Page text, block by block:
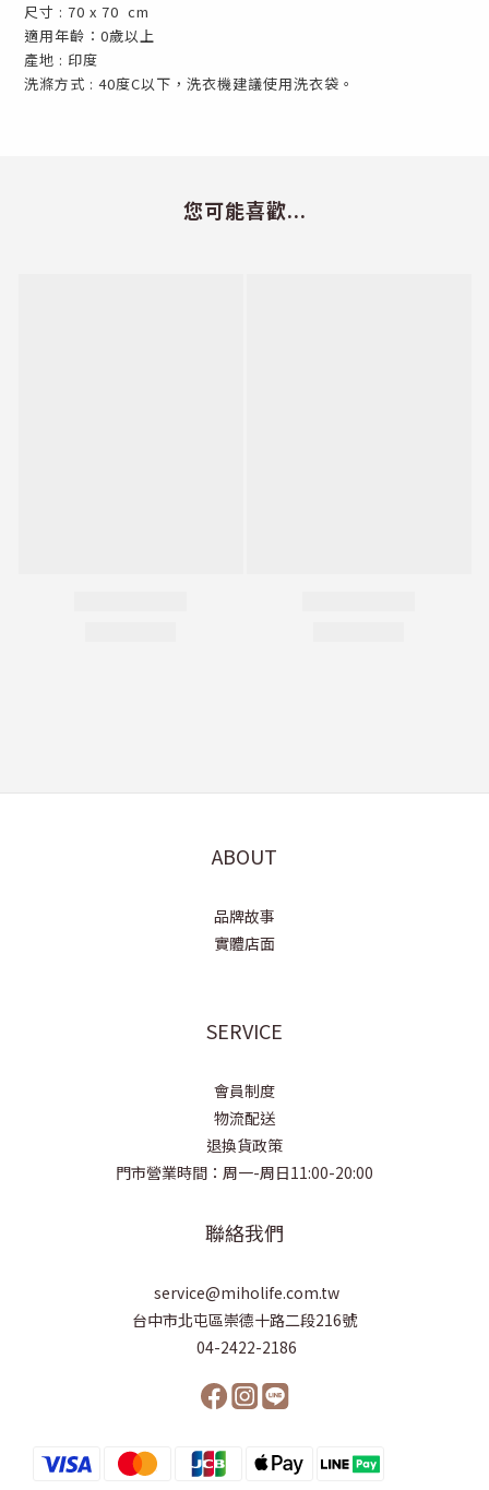
尺寸 : 70 x 70 ​ cm​
適用年齡：0歲以上​
產地 : 印度​
洗滌方式 : 40度C以下，洗衣機建議使用洗衣袋。
您可能喜歡...
ABOUT
品牌故事
實體店面
SERVICE
會員制度
物流配送
退換貨政策
門市營業時間：周一-周日11:00-20:00
聯絡我們
service@miholife.com.tw
台中市北屯區崇德十路二段216號
04-2422-2186